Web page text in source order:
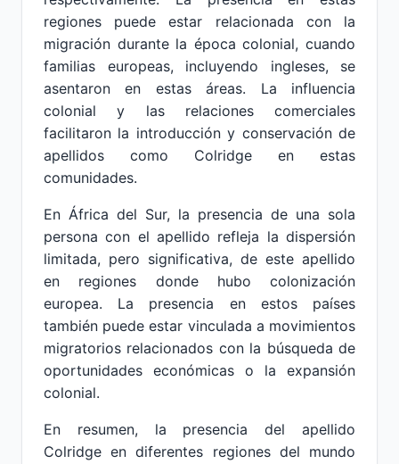
regiones puede estar relacionada con la
migración durante la época colonial, cuando
familias europeas, incluyendo ingleses, se
asentaron en estas áreas. La influencia
colonial y las relaciones comerciales
facilitaron la introducción y conservación de
apellidos como Colridge en estas
comunidades.
En África del Sur, la presencia de una sola
persona con el apellido refleja la dispersión
limitada, pero significativa, de este apellido
en regiones donde hubo colonización
europea. La presencia en estos países
también puede estar vinculada a movimientos
migratorios relacionados con la búsqueda de
oportunidades económicas o la expansión
colonial.
En resumen, la presencia del apellido
Colridge en diferentes regiones del mundo